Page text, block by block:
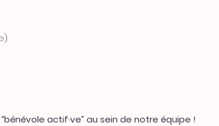
actif·ve” au sein de notre équipe !